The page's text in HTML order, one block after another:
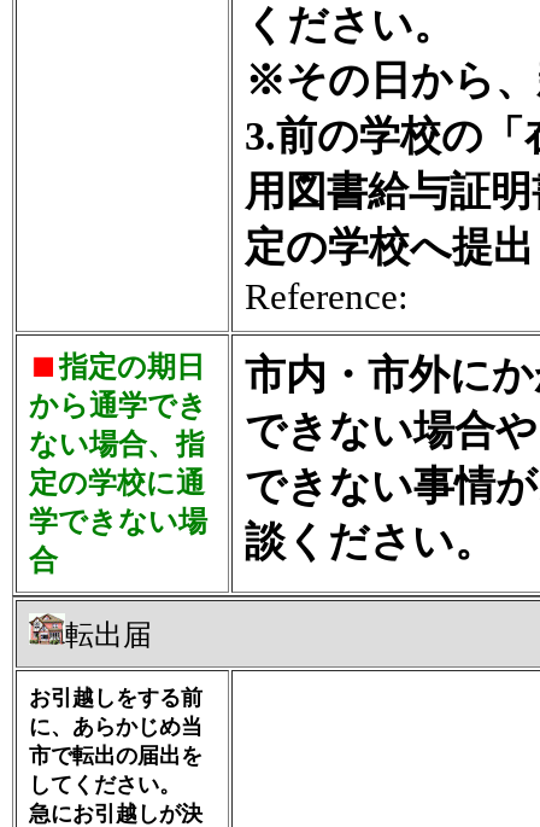
ください。
※その日から
3.前の学校の
用図書給与証
定の学校へ提
Reference:
指定の期日
から通学でき
ない場合、指
定の学校に通
学できない場
合
市内・市外に
できない場合
できない事情
談ください。
転出届
お引越しをする前
に、あらかじめ当
市で転出の届出を
してください。
急にお引越しが決